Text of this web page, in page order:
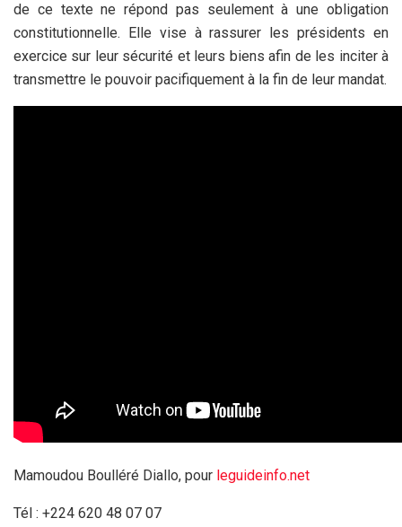
de ce texte ne répond pas seulement à une obligation
constitutionnelle. Elle vise à rassurer les présidents en
exercice sur leur sécurité et leurs biens afin de les inciter à
transmettre le pouvoir pacifiquement à la fin de leur mandat.
Mamoudou Boulléré Diallo, pour leguideinfo.net
Tél : +224 620 48 07 07